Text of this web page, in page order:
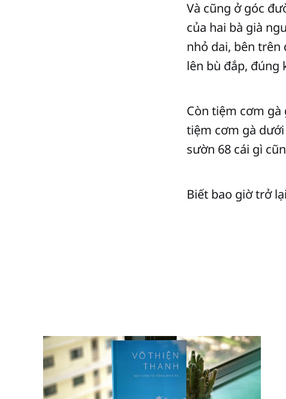
Và cũng ở góc
của hai bà già
nhỏ dai, bên
lên bù đắp, đúng
Còn tiệm cơm gà
tiệm cơm gà
sườn 68 cái gì
Biết bao giờ trở